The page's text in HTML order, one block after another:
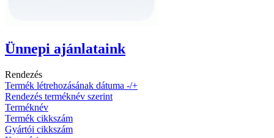
Ünnepi ajánlataink
Rendezés
Termék létrehozásának dátuma -/+
Rendezés terméknév szerint
Terméknév
Termék cikkszám
Gyártói cikkszám